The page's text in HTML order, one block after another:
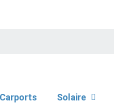
Carports Solaire